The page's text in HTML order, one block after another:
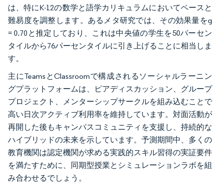
は、特にK-12の数学と語学カリキュラムにおいてペースと
難易度を調整します。あるメタ研究では、その効果量をg
= 0.70と推定しており、これは中央値の学生を50パーセン
タイルから76パーセンタイルに引き上げることに相当しま
す。
主にTeamsとClassroomで構成されるソーシャルラーニン
グプラットフォームは、ピアディスカッション、グループ
プロジェクト、メンターシップサークルを組み込むことで
高い日次アクティブ利用率を維持しています。対面活動が
再開した後もキャンパスコミュニティを支援し、持続的な
ハイブリッドの未来を示しています。予測期間中、多くの
教育機関は認定機関が求める実践的スキル習得の実証要件
を満たすために、同期型授業とシミュレーションラボを組
み合わせるでしょう。